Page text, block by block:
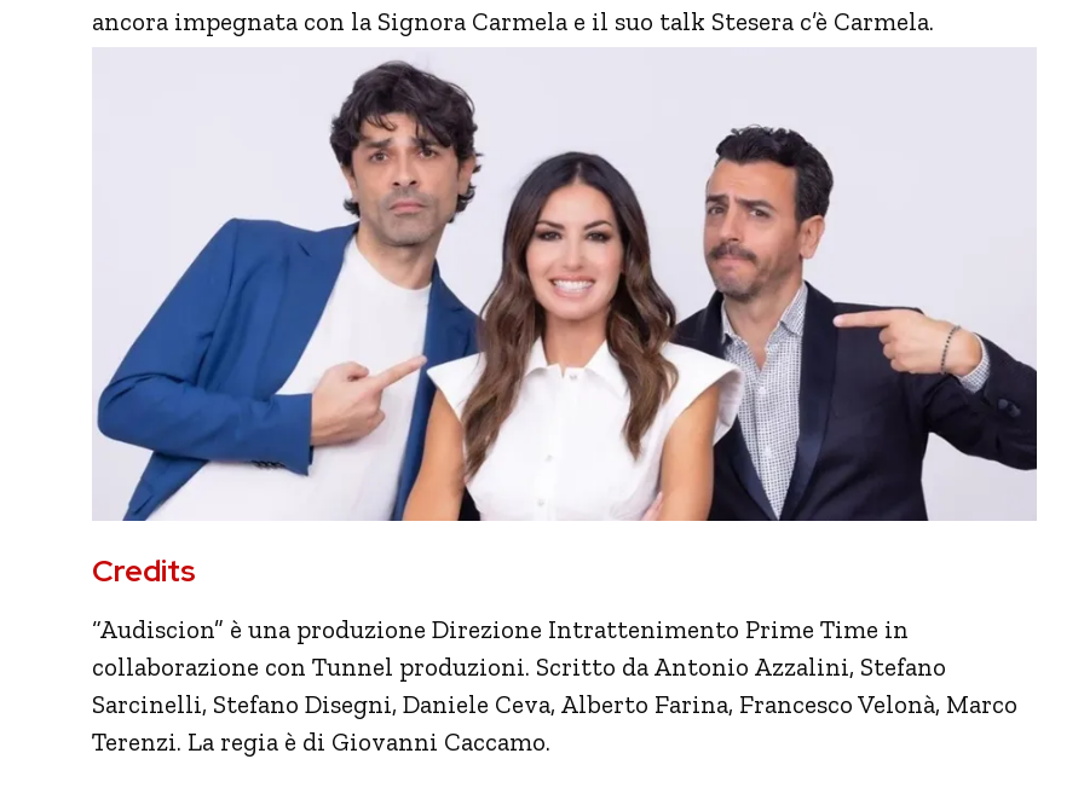
ancora impegnata con la Signora Carmela e il suo talk Stesera c’è Carmela.
Credits
“Audiscion” è una produzione Direzione Intrattenimento Prime Time in
collaborazione con Tunnel produzioni. Scritto da Antonio Azzalini, Stefano
Sarcinelli, Stefano Disegni, Daniele Ceva, Alberto Farina, Francesco Velonà, Marco
Terenzi. La regia è di Giovanni Caccamo.